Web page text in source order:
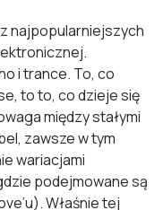
najpopularniejszych
i trance. To, co
to to, co dzieje się
między stałymi
zawsze w tym
wariacjami
podejmowane są
Właśnie tej